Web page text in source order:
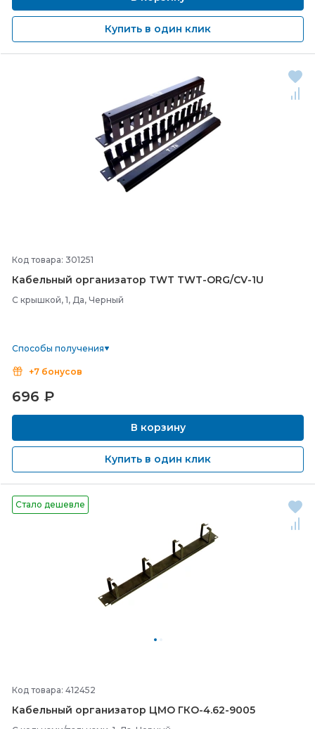
Купить в один клик
Код товара: 301251
Кабельный организатор TWT TWT-ORG/CV-1U
С крышкой, 1, Да, Черный
Способы получения
+7 бонусов
696 ₽
В корзину
Купить в один клик
Стало дешевле
Код товара: 412452
Кабельный организатор ЦМО ГКО-4.62-9005